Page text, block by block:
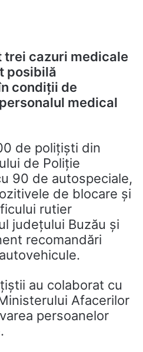
trei cazuri medicale
posibilă
condiţii de
medical
de poliţişti din
de Poliţie
90 de autospeciale,
de blocare și
rutier
judeţului Buzău şi
recomandări
au colaborat cu
Afacerilor
persoanelor